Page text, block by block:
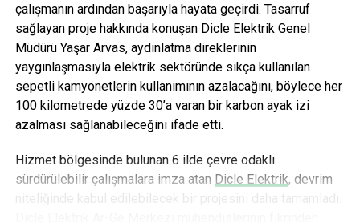
Büyümenin önünü açan bazı adımların atılmamasının
sektörü olumsuz etkilediğine dikkat çeken Tarakçı, bu
konudaki düşünceleri “Telekom operatörleri ve internet
servis sağlayıcılar için geçerli olan 80’e 20 kuralının ve
yasal düzenlemelerin başka bankacılık olmak üzere tüm
sektörlerde de geçerli olması durumunda, sektör %25
oranında büyüyebilir. Bankacılık sektöründeki projelerin
olumlu şekilde yansıyacaktır. Yukarıda bahsettiğimiz yasal
düzenlemelerin sektörün önünü açarak tüm taraflara fayda
çalışmanın ardından başarıyla hayata geçirdi. Tasarruf
sağlayan proje hakkında konuşan Dicle Elektrik Genel
Müdürü Yaşar Arvas, aydınlatma direklerinin
yaygınlaşmasıyla elektrik sektöründe sıkça kullanılan
sepetli kamyonetlerin kullanımının azalacağını, böylece her
100 kilometrede yüzde 30’a varan bir karbon ayak izi
azalması sağlanabileceğini ifade etti.
Hizmet bölgesinde bulunan 6 ilde çevre odaklı
sürdürülebilir çalışmalara imza atan Dicle Elektrik, devrim
niteliğinde kabul edilebilecek bir projesini daha tamamladı.